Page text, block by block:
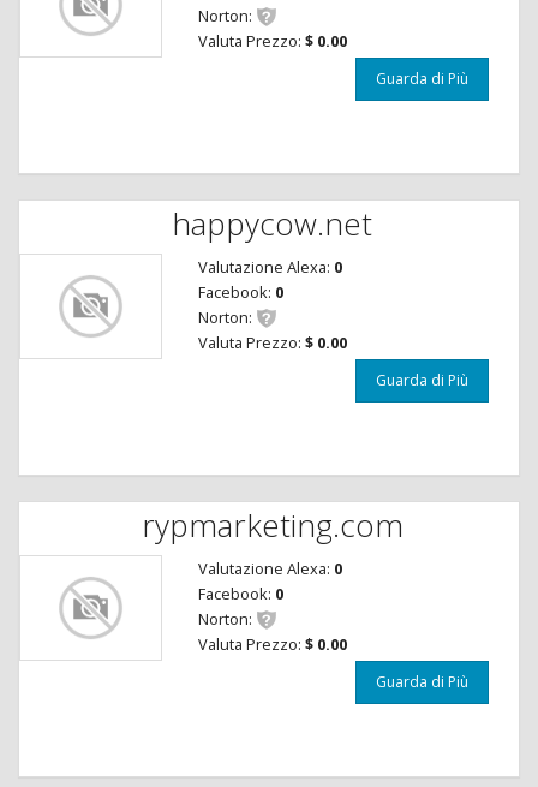
Norton:
Valuta Prezzo: $ 0.00
Guarda di Più
happycow.net
Valutazione Alexa: 0
Facebook: 0
Norton:
Valuta Prezzo: $ 0.00
Guarda di Più
rypmarketing.com
Valutazione Alexa: 0
Facebook: 0
Norton:
Valuta Prezzo: $ 0.00
Guarda di Più